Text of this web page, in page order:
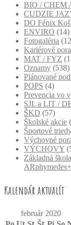
BIO / CHEM
CUDZIE
DO Fénix
ENVIRO (14)
Fotogaléria
Kariérové
MAT / FYZ
Oznamy (538)
Plánované
POPS (4)
Prevencia vo
SJL a LIT /
ŠKD (57)
Školské akcie
Športové
Výchovné
VÝCHOVY
Základná
ARphymedes+
Kalendár aktualít
február 2020